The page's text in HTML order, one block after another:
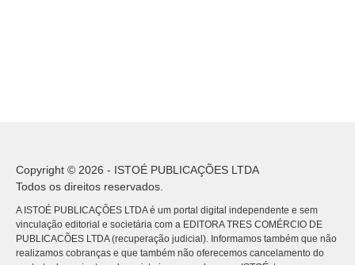
Copyright © 2026 - ISTOÉ PUBLICAÇÕES LTDA
Todos os direitos reservados.
A ISTOÉ PUBLICAÇÕES LTDA é um portal digital independente e sem
vinculação editorial e societária com a EDITORA TRES COMÉRCIO DE
PUBLICACÕES LTDA (recuperação judicial). Informamos também que não
realizamos cobranças e que também não oferecemos cancelamento do